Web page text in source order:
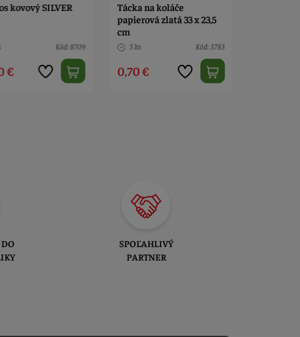
kovový SILVER
Kód: 8709
€
Tácka na koláče
papierová zlatá 33 x 23,5
cm
5 ks Kód: 3783
0,70 €
SPOĽAHLIVÝ
PARTNER